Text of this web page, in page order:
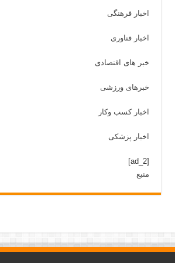
اخبار فرهنگی
اخبار فناوری
خبر های اقتصادی
خبرهای ورزشی
اخبار کسب وکار
اخبار پزشکی
[ad_2]
منبع